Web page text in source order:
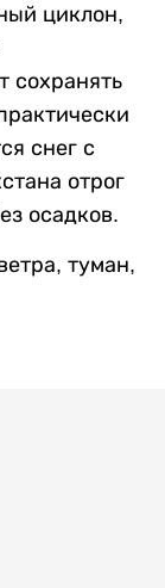
циклон,
сохранять
снег с
отрог
осадков.
туман,